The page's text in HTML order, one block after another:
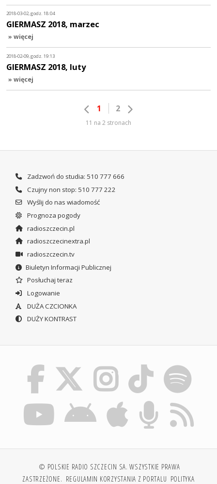
2018-03-02, godz. 18:04
GIERMASZ 2018, marzec
» więcej
2018-02-09, godz. 19:13
GIERMASZ 2018, luty
» więcej
1 2
11 na 2 stronach
Zadzwoń do studia: 510 777 666
Czujny non stop: 510 777 222
Wyślij do nas wiadomość
Prognoza pogody
radioszczecin.pl
radioszczecinextra.pl
radioszczecin.tv
Biuletyn Informacji Publicznej
Posłuchaj teraz
Logowanie
DUŻA CZCIONKA
DUŻY KONTRAST
© POLSKIE RADIO SZCZECIN SA. WSZYSTKIE PRAWA
ZASTRZEŻONE. REGULAMIN KORZYSTANIA Z PORTALU POLITYKA